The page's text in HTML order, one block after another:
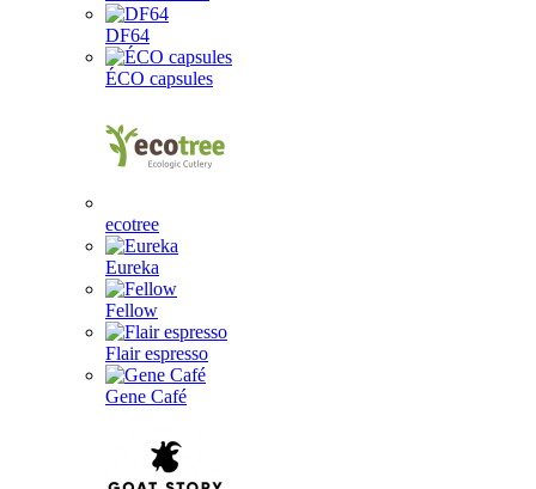
DF64
ÉCO capsules
ecotree
Eureka
Fellow
Flair espresso
Gene Café